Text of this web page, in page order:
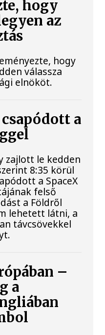
hogy
az
hogy
válassza
elnököt.
a
zajlott le kedden
8:35 körül
a SpaceX
felső
a Földről
lehetett látni, a
távcsövekkel
–
a